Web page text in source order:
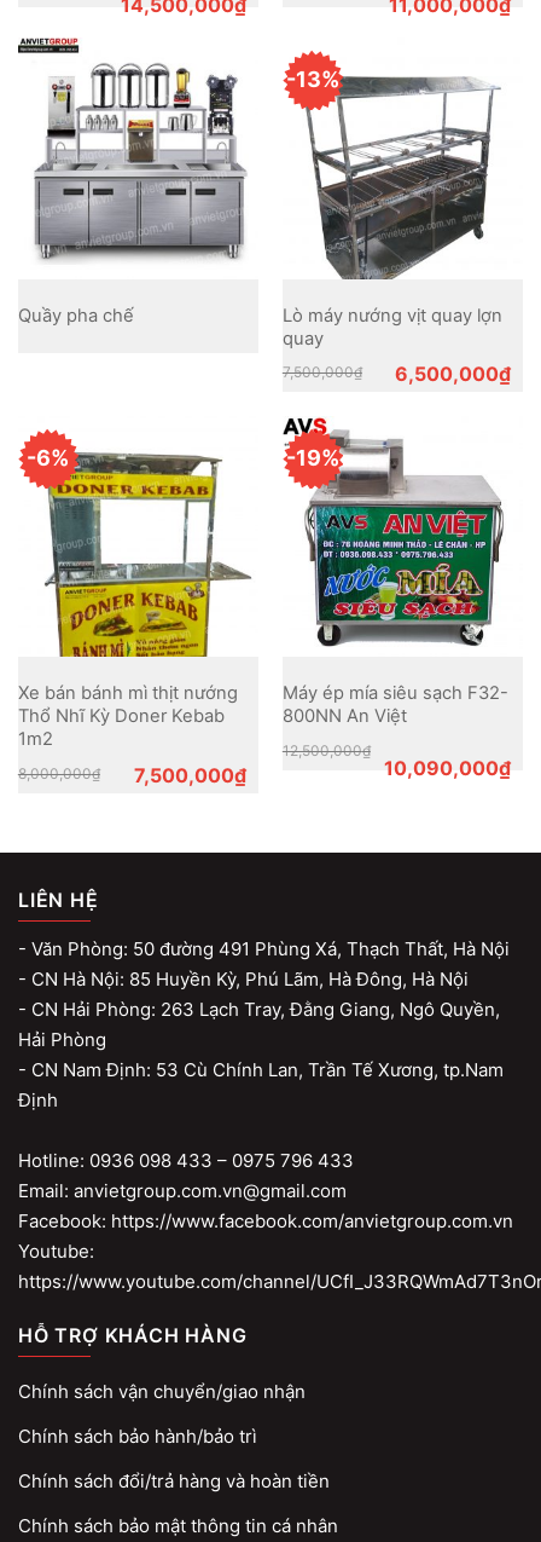
was:
is:
was:
Quầy pha chế
-13%
Lò máy nướng vịt quay lợn
quay
7,500,000₫
Original
price6,500,000₫
Current
price
-6%
Xe bán bánh mì thịt nướng
Thổ Nhĩ Kỳ Doner Kebab
1m2
8,000,000₫
Original
price7,500,000₫
Current
price
-19%
Máy ép mía siêu sạch F32-
800NN An Việt
12,500,000₫
price
was:
10,090,000₫
price
is:
LIÊN HỆ
- Văn Phòng: 50 đường 491 Phùng Xá, Thạch Thất, Hà Nội
- CN Hà Nội: 85 Huyền Kỳ, Phú Lãm, Hà Đông, Hà Nội
- CN Hải Phòng: 263 Lạch Tray, Đằng Giang, Ngô Quyền,
Hải Phòng
- CN Nam Định: 53 Cù Chính Lan, Trần Tế Xương, tp.Nam
Định
Hotline: 0936 098 433 – 0975 796 433
Email: anvietgroup.com.vn@gmail.com
Facebook: https://www.facebook.com/anvietgroup.com.vn
Youtube:
https://www.youtube.com/channel/
HỖ TRỢ KHÁCH HÀNG
Chính sách vận chuyển/giao nhận
Chính sách bảo hành/bảo trì
Chính sách đổi/trả hàng và hoàn tiền
Chính sách bảo mật thông tin cá nhân